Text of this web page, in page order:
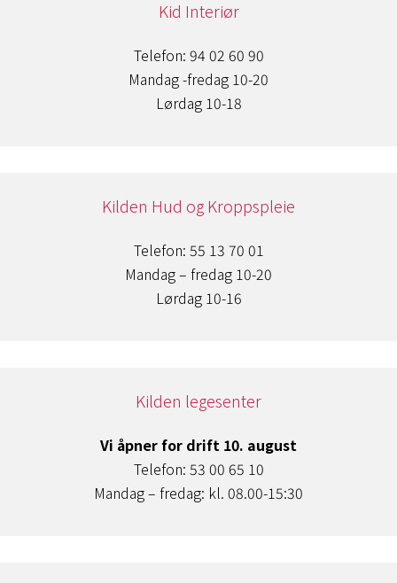
Kid Interiør
Telefon: 94 02 60 90
Mandag -fredag 10-20
Lørdag 10-18
Kilden Hud og Kroppspleie
Telefon: 55 13 70 01
Mandag – fredag 10-20
Lørdag 10-16
Kilden legesenter
Vi åpner for drift 10. august
Telefon: 53 00 65 10
Mandag – fredag: kl. 08.00-15:30